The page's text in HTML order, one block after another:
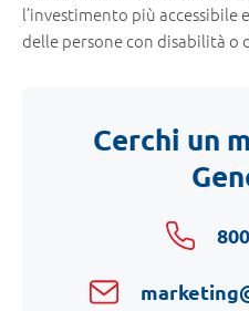
l’investimento più accessibile
delle persone con disabilità
Cerchi un